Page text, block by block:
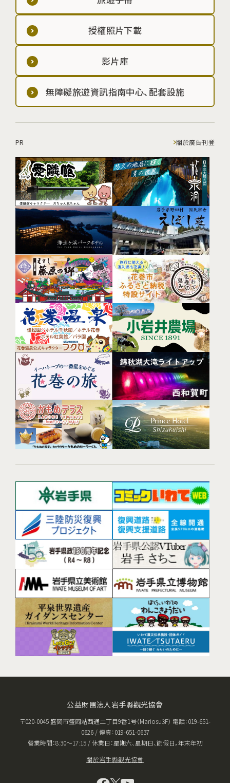
授權照片下載
影片庫
無障礙旅遊資訊指南中心、配套設施
PR 關於廣告刊登
公益財團法人岩手縣觀光協會
〒020-0045 盛岡市盛岡站西通二丁目9番1号（Mariosu3F） 電話：019-651-
0626 / 傳真：019-651-0637
營業時間：8:30〜17:15 / 休業日：星期六、星期日、節假日，年末年初
關於岩手縣觀光協會